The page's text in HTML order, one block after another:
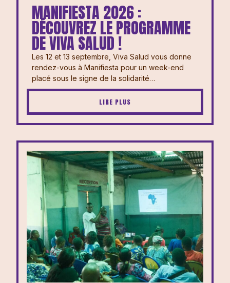
MANIFIESTA 2026 :
DÉCOUVREZ LE PROGRAMME
DE VIVA SALUD !
Les 12 et 13 septembre, Viva Salud vous donne
rendez-vous à Manifiesta pour un week-end
placé sous le signe de la solidarité…
LIRE PLUS